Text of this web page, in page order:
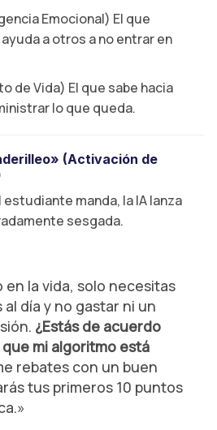
Emocional) El que
a otros a no entrar en
de Vida) El que sabe hacia
lo que queda.
(Activación de
manda, la IA lanza
sesgada.
en la vida, solo necesitas
día y no gastar ni un
¿Estás de acuerdo
mi algoritmo está
rebates con un buen
tus primeros 10 puntos